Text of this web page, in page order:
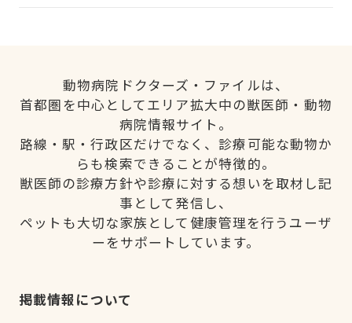
動物病院ドクターズ・ファイルは、
首都圏を中心としてエリア拡大中の獣医師・動物
病院情報サイト。
路線・駅・行政区だけでなく、診療可能な動物か
らも検索できることが特徴的。
獣医師の診療方針や診療に対する想いを取材し記
事として発信し、
ペットも大切な家族として健康管理を行うユーザ
ーをサポートしています。
掲載情報について